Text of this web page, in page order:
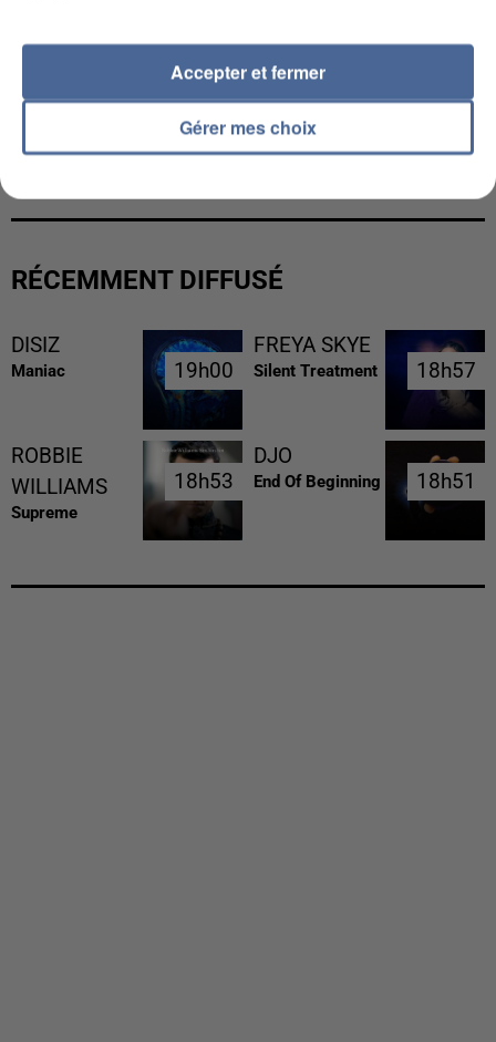
L’UN DES FONDATEURS SUPPOSÉS DE LA DZ
MAFIA INTERPELLÉ EN ALGÉRIE
RÉCEMMENT DIFFUSÉ
DISIZ
Maniac 19h00
19h00
FREYA SKYE
Silent Treatment 18h57
18h57
ROBBIE
WILLIAMS
Supreme
18h53
18h53
DJO
End Of Beginning 18h51
18h51
Gérer mes choix
Accepter et fermer